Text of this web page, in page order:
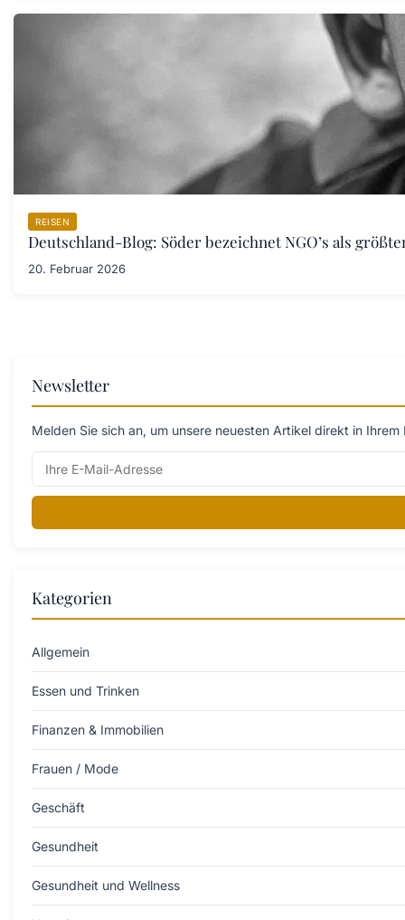
REISEN
Deutschland-Blog: Söder bezeichnet NGO’s als
20. Februar 2026
Newsletter
Melden Sie sich an, um unsere neuesten Artikel direkt in
Kategorien
Allgemein
Essen und Trinken
Finanzen & Immobilien
Frauen / Mode
Geschäft
Gesundheit
Gesundheit und Wellness